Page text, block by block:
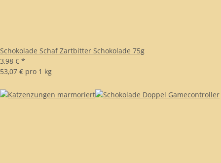
Schokolade Schaf Zartbitter Schokolade 75g
3,98 € *
53,07 € pro 1 kg